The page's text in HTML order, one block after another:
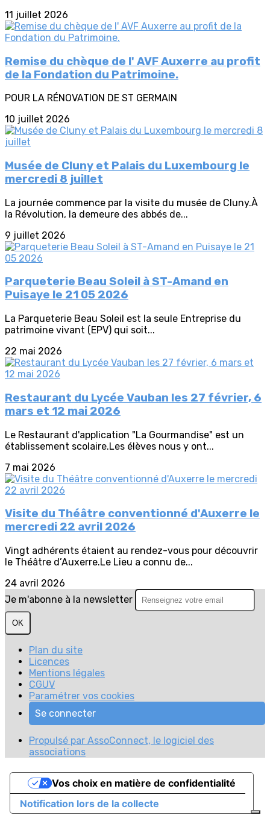
11 juillet 2026
Remise du chèque de l' AVF Auxerre au profit
de la Fondation du Patrimoine.
POUR LA RÉNOVATION DE ST GERMAIN
10 juillet 2026
Musée de Cluny et Palais du Luxembourg le
mercredi 8 juillet
La journée commence par la visite du musée de Cluny.À
la Révolution, la demeure des abbés de...
9 juillet 2026
Parqueterie Beau Soleil à ST-Amand en
Puisaye le 21 05 2026
La Parqueterie Beau Soleil est la seule Entreprise du
patrimoine vivant (EPV) qui soit...
22 mai 2026
Restaurant du Lycée Vauban les 27 février, 6
mars et 12 mai 2026
Le Restaurant d'application "La Gourmandise" est un
établissement scolaire.Les élèves nous y ont...
7 mai 2026
Visite du Théâtre conventionné d'Auxerre le
mercredi 22 avril 2026
Vingt adhérents étaient au rendez-vous pour découvrir
le Théâtre d’Auxerre.Le Lieu a connu de...
24 avril 2026
Je m'abonne à la newsletter
OK
Plan du site
Licences
Mentions légales
CGUV
Paramétrer vos cookies
Se connecter
Propulsé par AssoConnect, le logiciel des
associations
Notification lors de la collecte
Vos choix en matière de confidentialité